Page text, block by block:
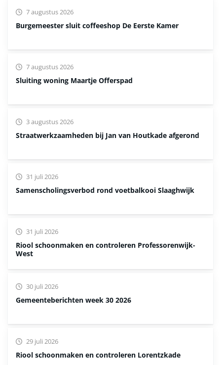
Burgemeester sluit coffeeshop De Eerste Kamer
7 augustus 2026
Sluiting woning Maartje Offerspad
7 augustus 2026
Straatwerkzaamheden bij Jan van Houtkade afgerond
3 augustus 2026
Samenscholingsverbod rond voetbalkooi Slaaghwijk
31 juli 2026
Riool schoonmaken en controleren Professorenwijk-
West
31 juli 2026
Gemeenteberichten week 30 2026
30 juli 2026
Riool schoonmaken en controleren Lorentzkade
29 juli 2026